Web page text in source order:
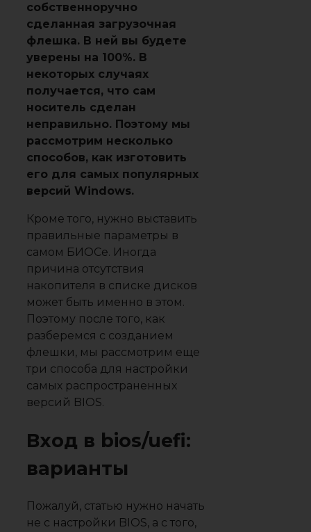
собственноручно
сделанная загрузочная
флешка. В ней вы будете
уверены на 100%. В
некоторых случаях
получается, что сам
носитель сделан
неправильно. Поэтому мы
рассмотрим несколько
способов, как изготовить
его для самых популярных
версий Windows.
Кроме того, нужно выставить
правильные параметры в
самом БИОСе. Иногда
причина отсутствия
накопителя в списке дисков
может быть именно в этом.
Поэтому после того, как
разберемся с созданием
флешки, мы рассмотрим еще
три способа для настройки
самых распространенных
версий BIOS.
Вход в bios/uefi:
варианты
Пожалуй, статью нужно начать
не с настройки BIOS, а с того,